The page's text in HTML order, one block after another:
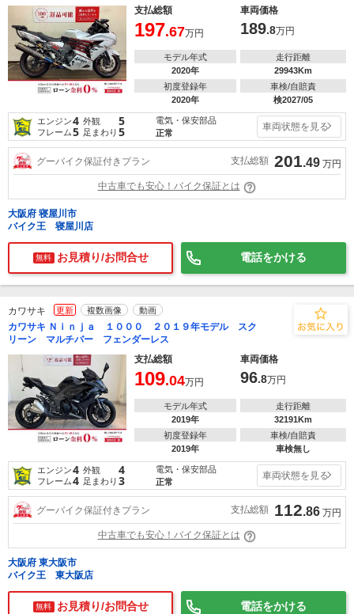
支払総額 車両価格
197.67万円 189.8万円
モデル年式
2020年
走行距離
29943Km
初度登録年
2020年
車検/自賠責
検2027/05
エンジン4 外観 5
フレーム5 足まわり 5
電気・保安部品
正常
車両状態を見る
グーバイク保証付きプラン 支払総額 201.49 万円
中古車でも安心！バイク保証とは
大阪府 寝屋川市
バイク王 寝屋川店
無料 お見積り/お問合せ 電話をかける
カワサキ 更新 複数画像 動画
カワサキ Ｎｉｎｊａ １０００ ２０１９年モデル スク
リーン マルチバー フェンダーレス
支払総額
車両価格
109.04万円 96.8万円
モデル年式
2019年
走行距離
32191Km
初度登録年
2019年
車検/自賠責
車検無し
エンジン4 外観 4
フレーム4 足まわり 3
電気・保安部品
正常
車両状態を見る
グーバイク保証付きプラン 支払総額 112.86 万円
中古車でも安心！バイク保証とは
大阪府 東大阪市
バイク王 東大阪店
無料 お見積り/お問合せ 電話をかける